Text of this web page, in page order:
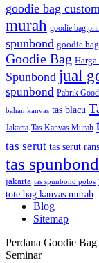
goodie bag custom
murah goodie bag
spunbond goodie
Goodie Bag Harga
Spunbond jual
spunbond Pabrik
bahan kanvas tas blacu
Jakarta Tas Kanvas Murah
tas serut tas serut
tas spunbond
jakarta tas spunbond polos
tote bag kanvas murah
Blog
Sitemap
Perdana Goodie
Seminar